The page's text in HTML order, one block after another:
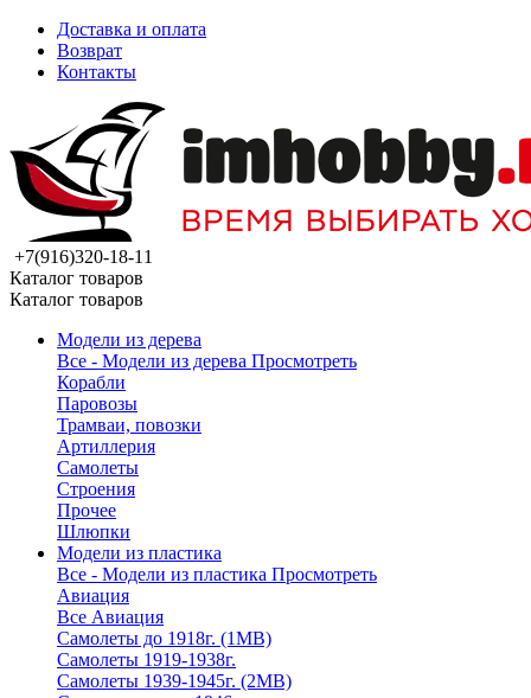
Доставка и оплата
Возврат
Контакты
+7(916)320-18-11
Каталог товаров
Каталог товаров
Модели из дерева
Все - Модели из дерева Просмотреть
Корабли
Паровозы
Трамваи, повозки
Артиллерия
Самолеты
Строения
Прочее
Шлюпки
Модели из пластика
Все - Модели из пластика Просмотреть
Авиация
Все Авиация
Самолеты до 1918г. (1МВ)
Самолеты 1919-1938г.
Самолеты 1939-1945г. (2МВ)